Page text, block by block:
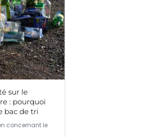
sur le
: pourquoi
bac de tri
concernant le